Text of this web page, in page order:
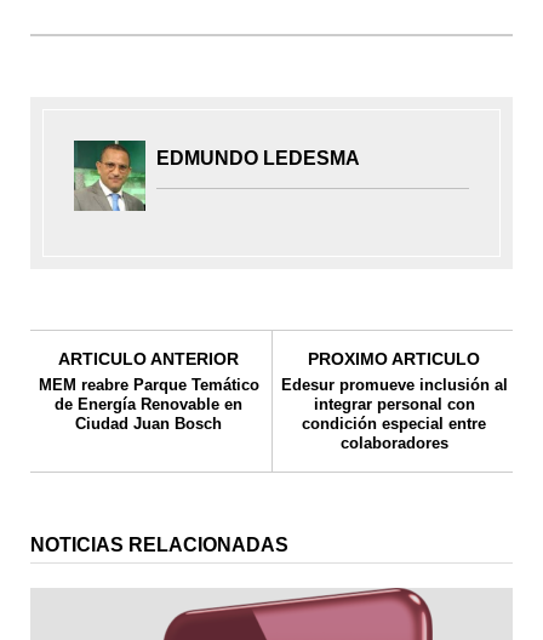
EDMUNDO LEDESMA
ARTICULO ANTERIOR
MEM reabre Parque Temático
de Energía Renovable en
Ciudad Juan Bosch
PROXIMO ARTICULO
Edesur promueve inclusión al
integrar personal con
condición especial entre
colaboradores
NOTICIAS RELACIONADAS